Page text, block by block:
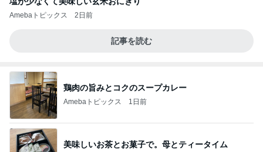
Amebaトピックス 2日前
記事を読む
鶏肉の旨みとコクのスープカレー
Amebaトピックス 1日前
美味しいお茶とお菓子で。母とティータイム